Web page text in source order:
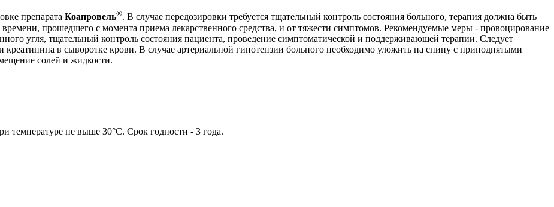
препарата Коапровель®. В случае передозировки требуется тщательный контроль состояния больного, терапия должна быть
прошедшего с момента приема лекарственного средства, и от тяжести симптомов. Рекомендуемые меры - провоцирование
угля, тщательный контроль состояния пациента, проведение симптоматической и поддерживающей терапии. Следует
креатинина в сыворотке крови. В случае артериальной гипотензии больного необходимо уложить на спину с приподнятыми
солей и жидкости.
температуре не выше 30°C. Срок годности - 3 года.